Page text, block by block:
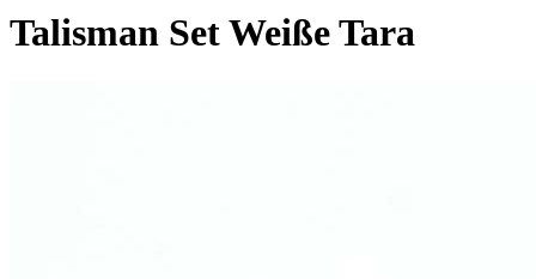
Talisman Set Weiße Tara